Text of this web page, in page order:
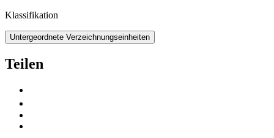
Klassifikation
Untergeordnete Verzeichnungseinheiten
Teilen